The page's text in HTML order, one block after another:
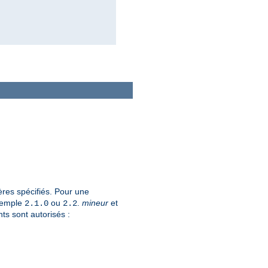
spécifiés. Pour une
2.1.0 ou 2.2 mineur et
sont autorisés :